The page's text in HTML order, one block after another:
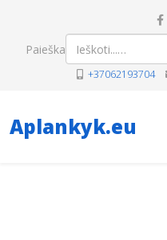
Paieška
+37062193704
Aplankyk.eu